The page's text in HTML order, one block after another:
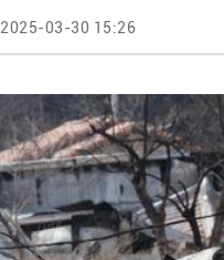
2025-03-30 15:26